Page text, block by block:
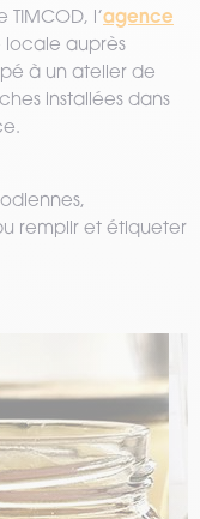
TIMCOD, l’agence
locale auprès
à un atelier de
installées dans
remplir et étiqueter